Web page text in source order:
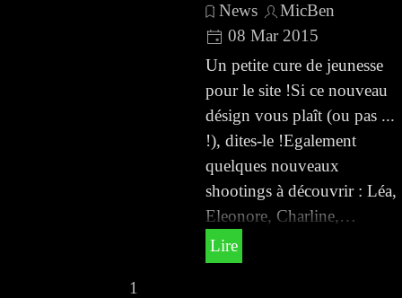
News
MicBen
08 Mar 2015
Un petite cure de jeunesse
pour le site !Si ce nouveau
désign vous plaît (ou pas ...
!), dites-le !Egalement
quelques nouveaux
shootings à découvrir : Léa,
Eleonore, Charline,…
Lire
Page actuelle :
1